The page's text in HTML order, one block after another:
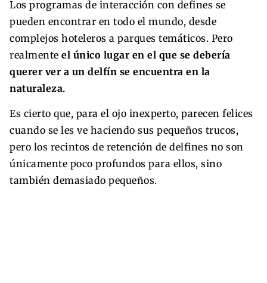
Los programas de interacción con defines se
pueden encontrar en todo el mundo, desde
complejos hoteleros a parques temáticos. Pero
realmente el único lugar en el que se debería
querer ver a un delfín se encuentra en la
naturaleza.
Es cierto que, para el ojo inexperto, parecen felices
cuando se les ve haciendo sus pequeños trucos,
pero los recintos de retención de delfines no son
únicamente poco profundos para ellos, sino
también demasiado pequeños.